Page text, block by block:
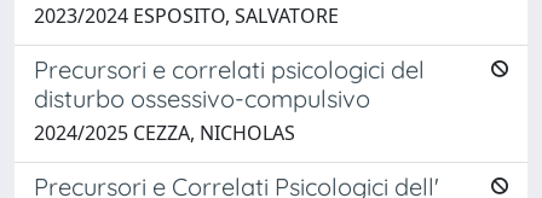
2023/2024 ESPOSITO, SALVATORE
Precursori e correlati psicologici del
disturbo ossessivo-compulsivo
2024/2025 CEZZA, NICHOLAS
Precursori e Correlati Psicologici dell'